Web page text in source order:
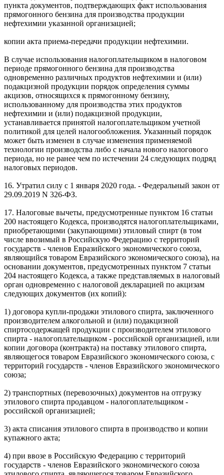
пункта документов, подтверждающих факт использования
прямогонного бензина для производства продукции
нефтехимии указанной организацией;
копии акта приема-передачи продукции нефтехимии.
В случае использования налогоплательщиком в налоговом
периоде прямогонного бензина для производства
одновременно различных продуктов нефтехимии и (или)
подакцизной продукции порядок определения суммы
акцизов, относящихся к прямогонному бензину,
использованному для производства этих продуктов
нефтехимии и (или) подакцизной продукции,
устанавливается принятой налогоплательщиком учетной
политикой для целей налогообложения. Указанный порядок
может быть изменен в случае изменения применяемой
технологии производства либо с начала нового налогового
периода, но не ранее чем по истечении 24 следующих подряд
налоговых периодов.
16. Утратил силу с 1 января 2020 года. - Федеральный закон от
29.09.2019 N 326-ФЗ.
17. Налоговые вычеты, предусмотренные пунктом 16 статьи
200 настоящего Кодекса, производятся налогоплательщиками,
приобретающими (закупающими) этиловый спирт (в том
числе ввозимый в Российскую Федерацию с территорий
государств - членов Евразийского экономического союза,
являющийся товаром Евразийского экономического союза), на
основании документов, предусмотренных пунктом 7 статьи
204 настоящего Кодекса, а также представляемых в налоговый
орган одновременно с налоговой декларацией по акцизам
следующих документов (их копий):
1) договора купли-продажи этилового спирта, заключенного
производителем алкогольной и (или) подакцизной
спиртосодержащей продукции с производителем этилового
спирта - налогоплательщиком - российской организацией, или
копии договора (контракта) на поставку этилового спирта,
являющегося товаром Евразийского экономического союза, с
территорий государств - членов Евразийского экономического
союза;
2) транспортных (перевозочных) документов на отгрузку
этилового спирта продавцом - налогоплательщиком -
российской организацией;
3) акта списания этилового спирта в производство и копии
купажного акта;
4) при ввозе в Российскую Федерацию с территорий
государств - членов Евразийского экономического союза